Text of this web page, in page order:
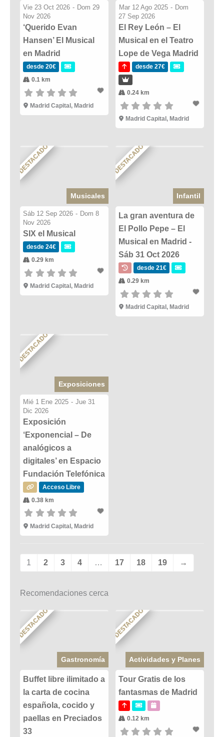
Vie 23 Oct 2026 - Dom 29
Nov 2026
‘Querido Evan
Hansen’ El Musical
en Madrid
desde 20€
0.1 km
Madrid Capital, Madrid
Mar 12 Ago 2025 - Dom
27 Sep 2026
El Rey León – El
Musical en el Teatro
Lope de Vega Madrid
desde 27€
0.24 km
Madrid Capital, Madrid
DESTACADO
Musicales
Sáb 12 Sep 2026 - Dom 8
Nov 2026
SIX el Musical
desde 24€
0.29 km
Madrid Capital, Madrid
DESTACADO
Infantil
La gran aventura de
El Pollo Pepe – El
Musical en Madrid -
Sáb 31 Oct 2026
desde 21€
0.29 km
Madrid Capital, Madrid
DESTACADO
Exposiciones
Mié 1 Ene 2025 - Jue 31
Dic 2026
Exposición
‘Exponencial – De
analógicos a
digitales’ en Espacio
Fundación Telefónica
Acceso Libre
0.38 km
Madrid Capital, Madrid
1 2 3 4 … 17 18 19 →
Recomendaciones cerca
DESTACADO
Gastronomía
Buffet libre ilimitado a
la carta de cocina
española, cocido y
paellas en Preciados
33
DESTACADO
Actividades y Planes
Tour Gratis de los
fantasmas de Madrid
0.12 km